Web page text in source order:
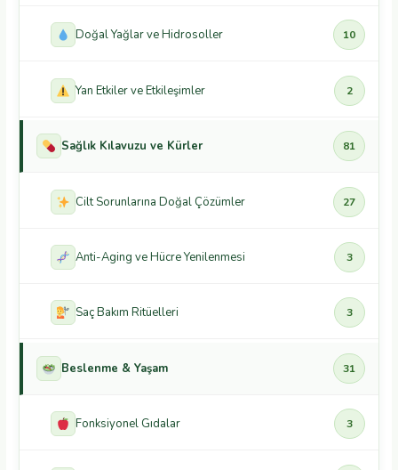
Doğal Yağlar ve Hidrosoller 10
Yan Etkiler ve Etkileşimler 2
Sağlık Kılavuzu ve Kürler 81
Cilt Sorunlarına Doğal Çözümler 27
Anti-Aging ve Hücre Yenilenmesi 3
Saç Bakım Ritüelleri 3
Beslenme & Yaşam 31
Fonksiyonel Gıdalar 3